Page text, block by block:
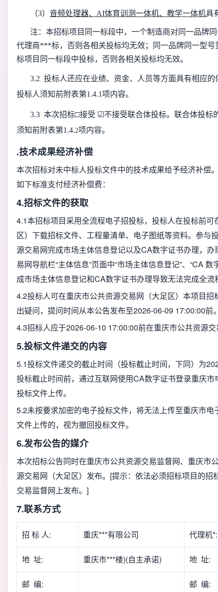
（3） 音频处理器、 AI体育训测一体机、教学一体机具
注：本招标项目同一标段中，一个制造商对同一品牌
代理商***标，否则各相关投标均无效；同一品牌同一型
标项目同一标段中投标，否则各相关投标均无效。
3.2 投标人还应在业绩、资金、人员等方面具有相应
投标人须知前附表第1.4.1项内容。
3.3 本次招标□接受 ☑不接受联合体投标。联合体投标
须知前附表第1.4.2项内容。
.技术成果经济补偿
本次招标对未中标人投标文件中的技术成果给予经济补偿
如下标准支付经济补偿费：
4.招标文件的获取
4.1本招标项目采用全流程电子招投标，投标人在投标前
区）下载招标文件、工程量清单、电子图纸等资料。参与
源交易网完成市场主体信息登记以及CA数字证书办理，
易网导航栏“主体信息”页面中“市场主体信息登记”、“CA
成市场主体信息登记和CA数字证书办理导致无法完成全
4.2投标人可在重庆市公共资源交易网（大足区）本项目招
出疑问，提问时间从本公告发布至2026-06-09 17:00:00前
4.3招标人应于2026-06-10 17:00:00前在重庆市公共资源
5.投标文件递交的内容
5.1投标文件递交的截止时间（投标截止时间，下同）为
投标截止时间前，通过互联网使用CA数字证书登录重庆
投标文件上传。
5.2未按要求加密的电子投标文件，将无法上传至重庆市
文件上传的，视为撤回投标文件。
6.发布公告的媒介
本次招标公告同时在重庆市公共资源交易监督网、重庆市
源交易网（大足区）发布。[提示：依法必须招标项目的招
交易监督网上发布。]
7.联系方式
招 标 人: 重庆***有限公司 代理机*:
地 址: 重庆市***楼)(自主承诺) 地 址:
邮 编: 邮 编: